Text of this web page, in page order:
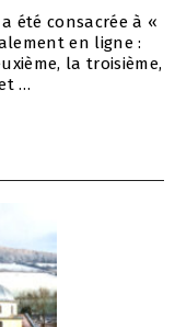
été consacrée à «
en ligne :
la troisième,
…